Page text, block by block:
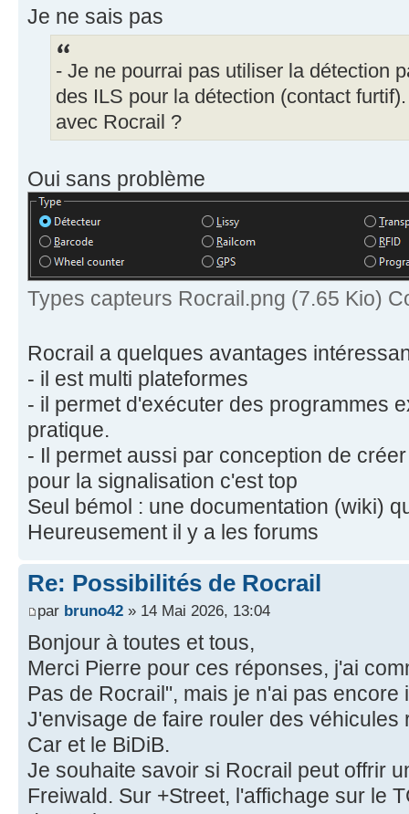
Je ne sais pas
- Je ne pourrai pas utiliser la détection
des ILS pour la détection (contact
avec Rocrail ?
Oui sans problème
Types capteurs Rocrail.png (7.65 Kio)
Rocrail a quelques avantages
- il est multi plateformes
- il permet d'exécuter des programmes
pratique.
- Il permet aussi par conception de
pour la signalisation c'est top
Seul bémol : une documentation (wiki)
Heureusement il y a les forums
Re: Possibilités de Rocrail
par bruno42 » 14 Mai 2026, 13:04
Bonjour à toutes et tous,
Merci Pierre pour ces réponses, j'ai
Pas de Rocrail", mais je n'ai pas encore
J'envisage de faire rouler des
Car et le BiDiB.
Je souhaite savoir si Rocrail peut offrir
Freiwald. Sur +Street, l'affichage sur le